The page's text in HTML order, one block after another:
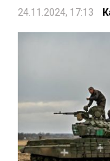
24.11.2024, 17:13